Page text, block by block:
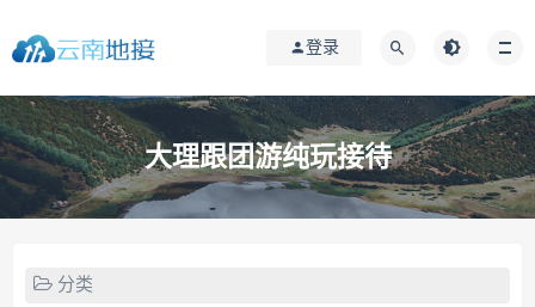
登录
大理跟团游纯玩接待
分类